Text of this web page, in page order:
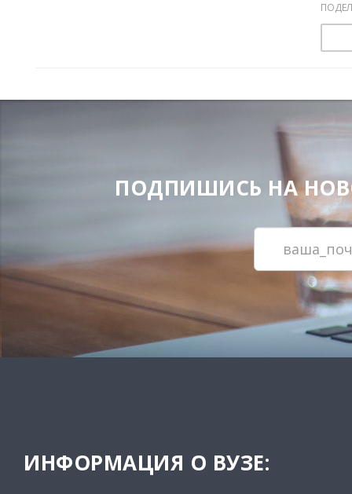
ПОДПИШИСЬ НА
ИНФОРМАЦИЯ О ВУЗЕ: